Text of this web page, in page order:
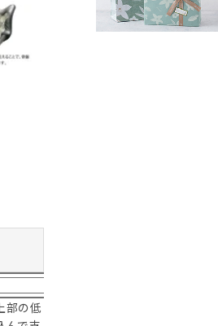
部の低